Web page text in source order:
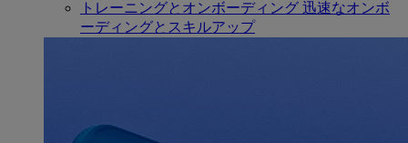
トレーニングとオンボーディング 迅速なオンボ
ーディングとスキルアップ